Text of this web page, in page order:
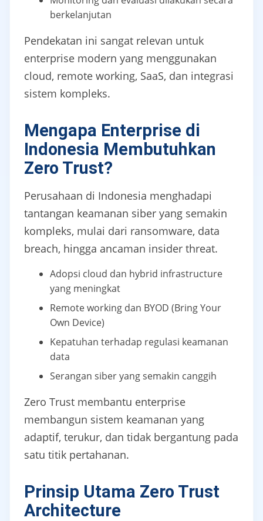
berkelanjutan
Pendekatan ini sangat relevan untuk
enterprise modern yang menggunakan
cloud, remote working, SaaS, dan integrasi
sistem kompleks.
Mengapa Enterprise di
Indonesia Membutuhkan
Zero Trust?
Perusahaan di Indonesia menghadapi
tantangan keamanan siber yang semakin
kompleks, mulai dari ransomware, data
breach, hingga ancaman insider threat.
Adopsi cloud dan hybrid infrastructure
yang meningkat
Remote working dan BYOD (Bring Your
Own Device)
Kepatuhan terhadap regulasi keamanan
data
Serangan siber yang semakin canggih
Zero Trust membantu enterprise
membangun sistem keamanan yang
adaptif, terukur, dan tidak bergantung pada
satu titik pertahanan.
Prinsip Utama Zero Trust
Architecture